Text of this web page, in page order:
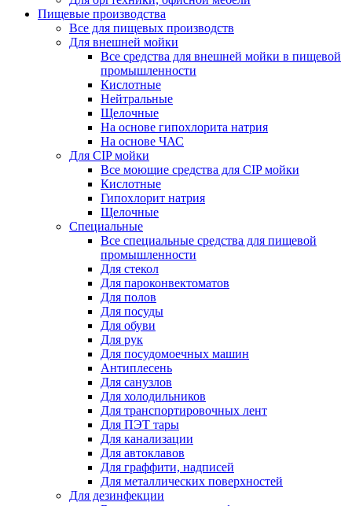
Пищевые производства
Все для пищевых производств
Для внешней мойки
Все средства для внешней мойки в пищевой
промышленности
Кислотные
Нейтральные
Щелочные
На основе гипохлорита натрия
На основе ЧАС
Для CIP мойки
Все моющие средства для CIP мойки
Кислотные
Гипохлорит натрия
Щелочные
Специальные
Все специальные средства для пищевой
промышленности
Для стекол
Для пароконвектоматов
Для полов
Для посуды
Для обуви
Для рук
Для посудомоечных машин
Антиплесень
Для санузлов
Для холодильников
Для транспортировочных лент
Для ПЭТ тары
Для канализации
Для автоклавов
Для граффити, надписей
Для металлических поверхностей
Для дезинфекции